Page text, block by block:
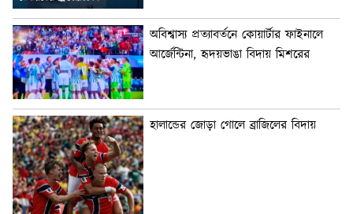
অবিশ্বাস্য প্রত্যাবর্তনে কোয়ার্টার ফাইনালে
আর্জেন্টিনা, হৃদয়ভাঙা বিদায় মিশরের
হালান্ডের জোড়া গোলে ব্রাজিলের বিদায়